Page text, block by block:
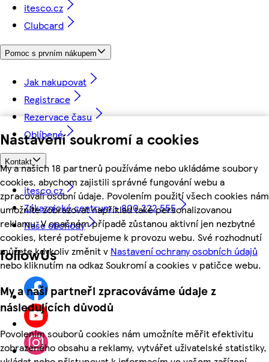
Nastavení soukromí a cookies
My a našich 18 partnerů používáme nebo ukládáme soubory
cookies, abychom zajistili správné fungování webu a
zpracovali osobní údaje. Povolením použití všech cookies nám
umožníte zobrazovat například také personalizovanou
reklamu. V opačném případě zůstanou aktivní jen nezbytné
cookies, které potřebujeme k provozu webu. Své rozhodnutí
můžete kdykoliv změnit v Nastavení ochrany osobních údajů
nebo kliknutím na odkaz Soukromí a cookies v patičce webu.
My a naši partneři zpracováváme údaje z
následujících důvodů
Povolením souborů cookies nám umožníte měřit efektivitu
zobrazeného obsahu a reklamy, vytvářet uživatelské statistiky,
itesco.cz
Clubcard
Pomoc s prvním nákupem
Jak nakupovat
Registrace
Rezervace času
Oblíbené
Kontakt
itesco.cz
Zákaznické centrum - 800 222 555
Naše obchody
followUs